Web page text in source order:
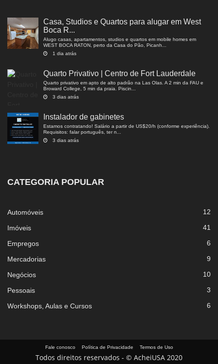
Casa, Studios e Quartos para alugar em West
Boca R...
Alugo casas, apartamentos, studios e quartos em mobile homes em
WEST BOCA RATON, perto da Casa do Pão, Picanh...
1 dia atrás
Quarto Privativo | Centro de Fort Lauderdale
Quarto privativo em apto de alto padrão na Las Olas. A 2 min da FAU e
Broward College, 5 min da praia. Piscin...
3 dias atrás
Instalador de gabinetes
Estamos contratando! Salário a partir de US$20/h (conforme experiência).
Requisitos: falar português, ter n...
3 dias atrás
CATEGORIA POPULAR
Automóveis 12
Imóveis 41
Empregos 6
Mercadorias 9
Negócios 10
Pessoais 3
Workshops, Aulas e Cursos 6
Fale conosco Política de Privacidade Termos de Uso
Todos direitos reservados - © AcheiUSA 2020